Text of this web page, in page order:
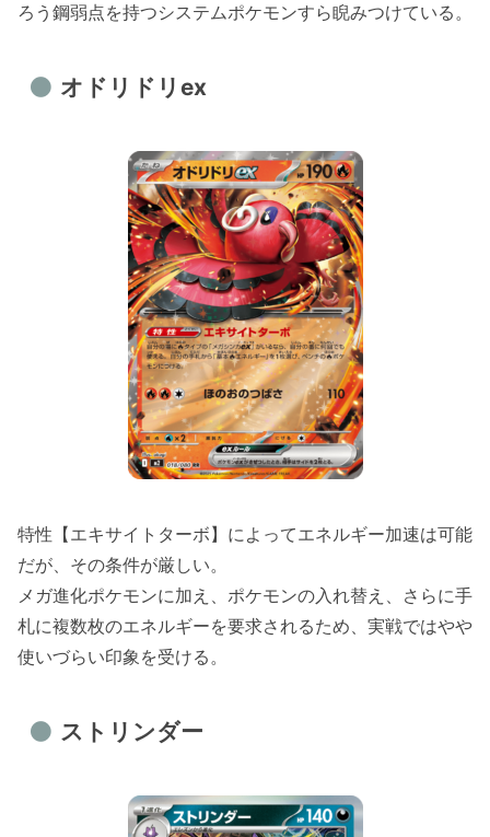
ろう鋼弱点を持つシステムポケモンすら睨みつけている。
オドリドリex
特性【エキサイトターボ】によってエネルギー加速は可能
だが、その条件が厳しい。
メガ進化ポケモンに加え、ポケモンの入れ替え、さらに手
札に複数枚のエネルギーを要求されるため、実戦ではやや
使いづらい印象を受ける。
ストリンダー